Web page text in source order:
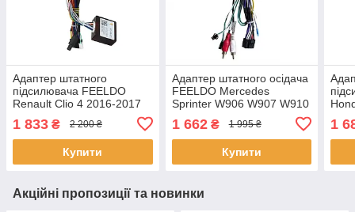
Адаптер штатного
підсилювача FEELDO
Renault Clio 4 2016-2017
(6982) 17 шт.
1 833 ₴ 2 200 ₴
Купити
Адаптер штатного осідача
FEELDO Mercedes
Sprinter W906 W907 W910
2006+ CAN-BUS (7308) 12
шт.
1 662₴ 1 995 ₴
Купити
1
Акційні пропозиції та новинки